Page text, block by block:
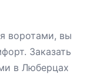
воротами, вы
Заказать
в Люберцах